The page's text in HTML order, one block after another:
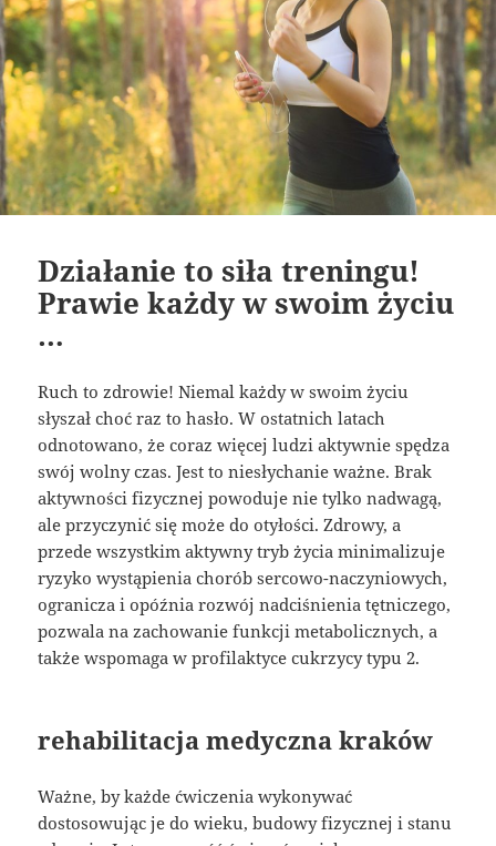
Działanie to siła treningu!
Prawie każdy w swoim życiu
…
Ruch to zdrowie! Niemal każdy w swoim życiu
słyszał choć raz to hasło. W ostatnich latach
odnotowano, że coraz więcej ludzi aktywnie spędza
swój wolny czas. Jest to niesłychanie ważne. Brak
aktywności fizycznej powoduje nie tylko nadwagą,
ale przyczynić się może do otyłości. Zdrowy, a
przede wszystkim aktywny tryb życia minimalizuje
ryzyko wystąpienia chorób sercowo-naczyniowych,
ogranicza i opóźnia rozwój nadciśnienia tętniczego,
pozwala na zachowanie funkcji metabolicznych, a
także wspomaga w profilaktyce cukrzycy typu 2.
rehabilitacja medyczna kraków
Ważne, by każde ćwiczenia wykonywać
dostosowując je do wieku, budowy fizycznej i stanu